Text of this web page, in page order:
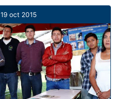
19 oct 2015